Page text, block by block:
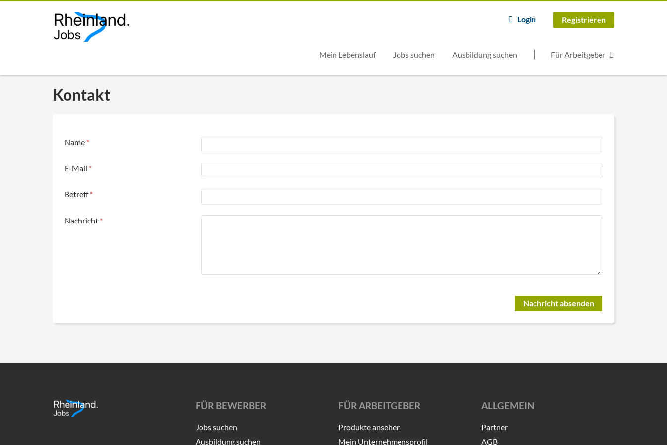
Login Registrieren
Mein Lebenslauf Jobs suchen Ausbildung suchen Für Arbeitgeber
Kontakt
Name *
E-Mail *
Betreff*
Nachricht *
FÜR BEWERBER
Jobs suchen
Ausbildung suchen
FÜR ARBEITGEBER
Produkte ansehen
Mein Unternehmensprofil
ALLGEMEIN
Partner
AGB